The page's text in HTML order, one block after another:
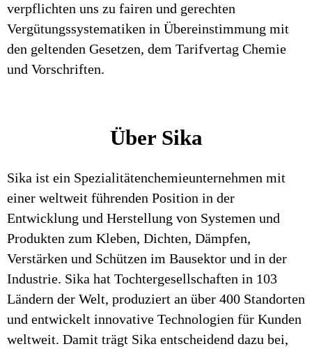
verpflichten uns zu fairen und gerechten
Vergütungssystematiken in Übereinstimmung mit
den geltenden Gesetzen, dem Tarifvertag Chemie
und Vorschriften.
Über Sika
Sika ist ein Spezialitätenchemieunternehmen mit
einer weltweit führenden Position in der
Entwicklung und Herstellung von Systemen und
Produkten zum Kleben, Dichten, Dämpfen,
Verstärken und Schützen im Bausektor und in der
Industrie. Sika hat Tochtergesellschaften in 103
Ländern der Welt, produziert an über 400 Standorten
und entwickelt innovative Technologien für Kunden
weltweit. Damit trägt Sika entscheidend dazu bei,